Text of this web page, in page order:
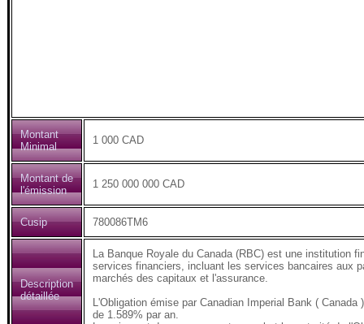
Montant
Minimal
1 000 CAD
Montant de
l'émission
1 250 000 000 CAD
Cusip 780086TM6
Description
détaillée
La Banque Royale du Canada (RBC) est une institution
services financiers, incluant les services bancaires aux
marchés des capitaux et l'assurance.
L'Obligation émise par Canadian Imperial Bank (
de 1.589% par an.